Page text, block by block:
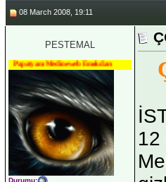
08 March 2008, 19:11
PESTEMAL
Papatyam Medineweb Emekdarı
12